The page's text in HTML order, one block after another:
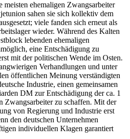
meisten ehemaligen Zwangsarbeiter
sahen sie sich kollektiv dem
viele fanden sich erneut als
wieder. Während des Kalten
lebenden ehemaligen
eine Entschädigung zu
mit der politischen Wende im Osten.
Verhandlungen und unter
öffentlichen Meinung verständigten
Industrie, einen gemeinsamen
DM zur Entschädigung der ca. 1
Zwangsarbeiter zu schaffen. Mit der
von Regierung und Industrie erst
den deutschen Unternehmen
individuellen Klagen garantiert